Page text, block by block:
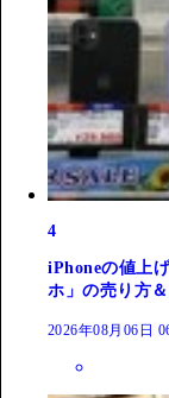
4
iPhoneの値上
ホ」の売り方
2026年08月06日